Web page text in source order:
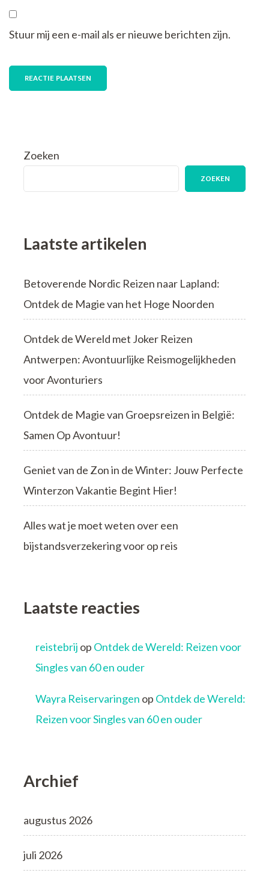
Stuur mij een e-mail als er nieuwe berichten zijn.
Zoeken
ZOEKEN
Laatste artikelen
Betoverende Nordic Reizen naar Lapland:
Ontdek de Magie van het Hoge Noorden
Ontdek de Wereld met Joker Reizen
Antwerpen: Avontuurlijke Reismogelijkheden
voor Avonturiers
Ontdek de Magie van Groepsreizen in België:
Samen Op Avontuur!
Geniet van de Zon in de Winter: Jouw Perfecte
Winterzon Vakantie Begint Hier!
Alles wat je moet weten over een
bijstandsverzekering voor op reis
Laatste reacties
reistebrij op Ontdek de Wereld: Reizen voor
Singles van 60 en ouder
Wayra Reiservaringen op Ontdek de Wereld:
Reizen voor Singles van 60 en ouder
Archief
augustus 2026
juli 2026